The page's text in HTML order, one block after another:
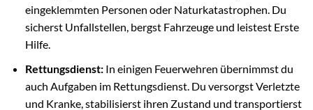
eingeklemmten Personen oder Naturkatastrophen. Du
sicherst Unfallstellen, bergst Fahrzeuge und leistest Erste
Hilfe.
Rettungsdienst:In einigen Feuerwehren übernimmst du
auch Aufgaben im Rettungsdienst. Du versorgst Verletzte
und Kranke, stabilisierst ihren Zustand und transportierst